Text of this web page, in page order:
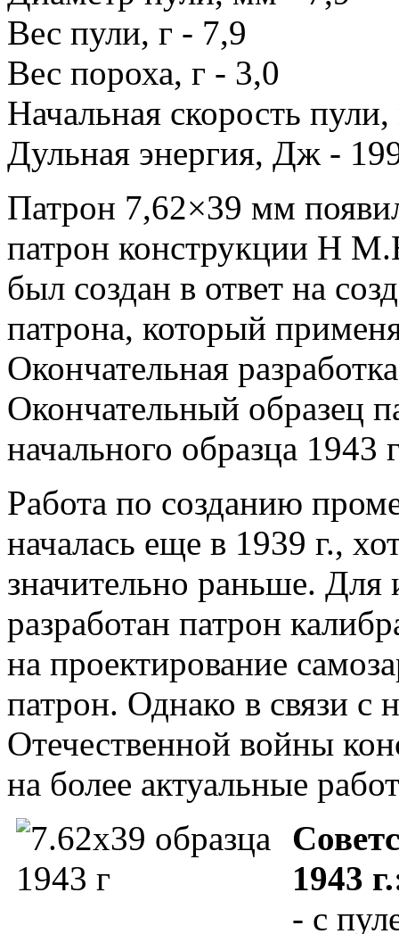
Вес пули, г - 7,9
Вес пороха, г - 3,0
Начальная скорость
Дульная энергия, Дж -
Патрон 7,62×39 мм
патрон конструкции Н
был создан в ответ на
патрона, который
Окончательная
Окончательный образец
начального образца 1943
Работа по созданию
началась еще в 1939 г.,
значительно раньше. Для
разработан патрон
на проектирование
патрон. Однако в связи с
Отечественной войны
на более актуальные
1943
- с